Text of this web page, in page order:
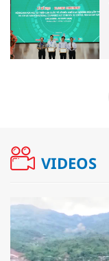
VIDEOS